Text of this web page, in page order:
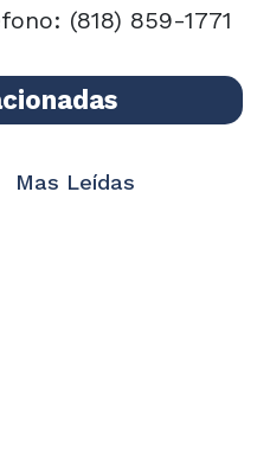
(818) 859-1771
Mas Leídas